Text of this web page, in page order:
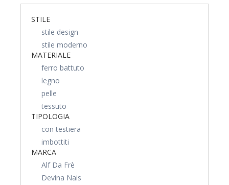
STILE
stile design
stile moderno
MATERIALE
ferro battuto
legno
pelle
tessuto
TIPOLOGIA
con testiera
imbottiti
MARCA
Alf Da Frè
Devina Nais